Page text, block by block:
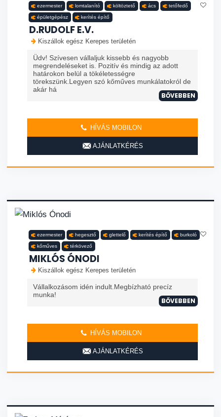
ezermester lomtalanító költöztető ács tetőfedő
épületgépész kerítés építő
D.RUDOLF E.V.
Kiszállok egész Kerepes területén
Üdv! Szívesen vállaljuk kissebb és nagyobb
megrendeléseket is. Pozitív és mindig az adott
határokon belül a tökéletességre
törekszünk.Legyen szó kőműves munkálatokról de
akár há
BŐVEBBEN
HÍVÁS MOBILON
AJÁNLATKÉRÉS
ezermester hegesztő glettelő kerítés építő burkoló
kőműves térkövező
MIKLÓS ÓNODI
Kiszállok egész Kerepes területén
Vállalkozásom idén indult.Megbízható precíz
munka!
BŐVEBBEN
HÍVÁS MOBILON
AJÁNLATKÉRÉS